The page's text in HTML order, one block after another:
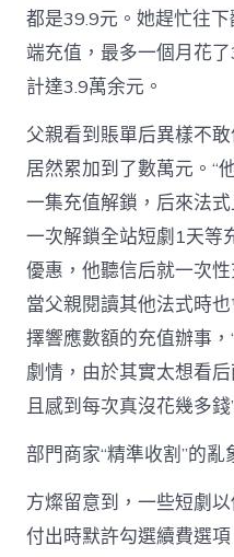
都是39.9元。她趕忙往
端充值，最多一個月花
計達3.9萬余元。
父親看到賬單后異樣不
居然累加到了數萬元。“
一集充值解鎖，后來法
一次解鎖全站短劇1天等
優惠，他聽信后就一次
當父親閱讀其他法式時
擇響應數額的充值辦事
劇情，由於其實太想看
且感到每次真沒花幾多錢
部門商家“精準收割”的亂
方燦留意到，一些短劇
付出時默許勾選續費選